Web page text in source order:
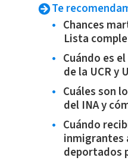
Te
Chances
Lista
Cuándo es
de la UCR y
Cuáles son
del INA y
Cuándo
inmigrantes
deportados